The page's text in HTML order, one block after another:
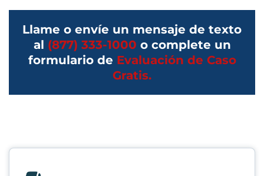
Llame o envíe un mensaje de texto
al (877) 333-1000 o complete un
formulario de Evaluación de Caso
Gratis.